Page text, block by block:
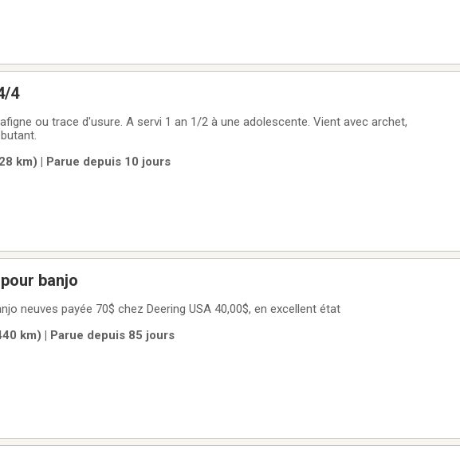
4
ou trace d'usure. A servi 1 an 1/2 à une adolescente. Vient avec archet,
km) | Parue depuis 10 jours
Ensemble de 4 clés pour banjo
Ensemble de 4 clés pour banjo neuves payée 70$ chez Deering USA 40,00$, en excellent état
km) | Parue depuis 85 jours